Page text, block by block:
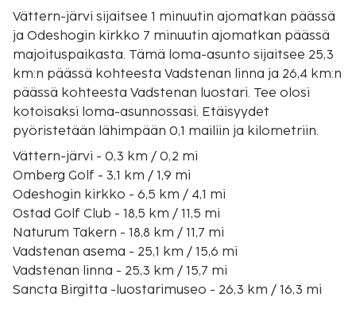
Vättern-järvi sijaitsee 1 minuutin ajomatkan päässä
ja Odeshogin kirkko 7 minuutin ajomatkan päässä
majoituspaikasta. Tämä loma-asunto sijaitsee 25,3
km:n päässä kohteesta Vadstenan linna ja 26,4 km:n
päässä kohteesta Vadstenan luostari. Tee olosi
kotoisaksi loma-asunnossasi. Etäisyydet
pyöristetään lähimpään 0,1 mailiin ja kilometriin.
Vättern-järvi - 0,3 km / 0,2 mi
Omberg Golf - 3,1 km / 1,9 mi
Odeshogin kirkko - 6,5 km / 4,1 mi
Ostad Golf Club - 18,5 km / 11,5 mi
Naturum Takern - 18,8 km / 11,7 mi
Vadstenan asema - 25,1 km / 15,6 mi
Vadstenan linna - 25,3 km / 15,7 mi
Sancta Birgitta -luostarimuseo - 26,3 km / 16,3 mi